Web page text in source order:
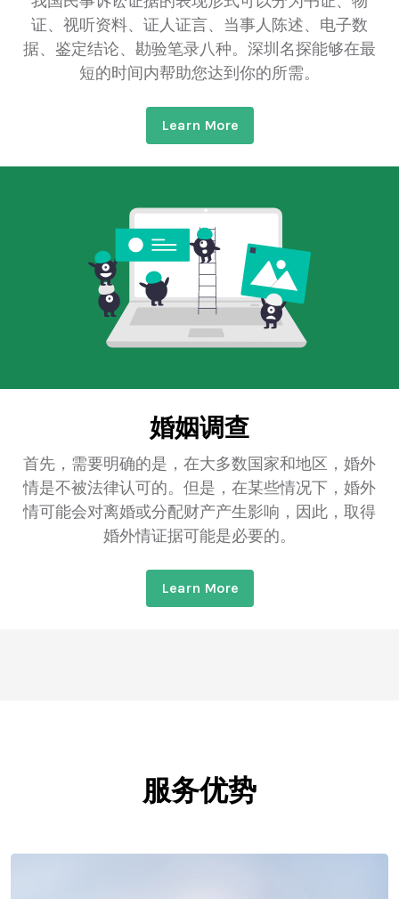
证、视听资料、证人证言、当事人陈述、电子数
据、鉴定结论、勘验笔录八种。深圳名探能够在最
短的时间内帮助您达到你的所需。
Learn More
婚姻调查
首先，需要明确的是，在大多数国家和地区，婚外
情是不被法律认可的。但是，在某些情况下，婚外
情可能会对离婚或分配财产产生影响，因此，取得
婚外情证据可能是必要的。
Learn More
服务优势